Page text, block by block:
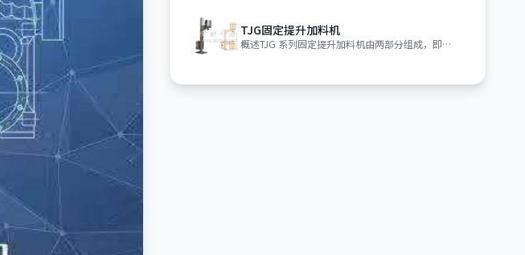
TJG固定提升加料机
概述TJG 系列固定提升加料机由两部分组成，即提升机及底座。提升机由机架、液压提